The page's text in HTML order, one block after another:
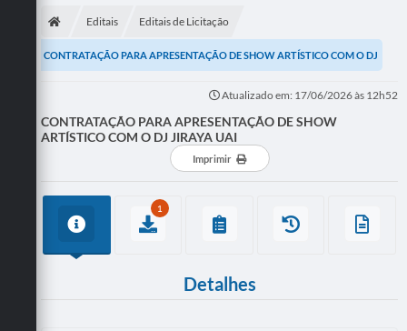
Editais Editais de Licitação
CONTRATAÇÃO PARA APRESENTAÇÃO DE SHOW ARTÍSTICO COM O DJ
Atualizado em: 17/06/2026 às 12h52
CONTRATAÇÃO PARA APRESENTAÇÃO DE SHOW
ARTÍSTICO COM O DJ JIRAYA UAI
Imprimir
1
Detalhes